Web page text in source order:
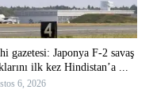
gazetesi: Japonya F-2 savaş
ilk kez Hindistan’a ...
6, 2026